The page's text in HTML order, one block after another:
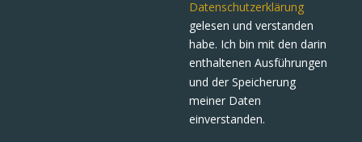
Datenschutzerklärung
gelesen und verstanden
habe. Ich bin mit den darin
enthaltenen Ausführungen
und der Speicherung
meiner Daten
einverstanden.